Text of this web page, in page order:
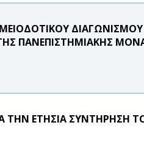
ΠΑΝΕΠΙΣΤΗΜΙΑΚΗΣ
ΕΤΗΣΙΑ ΣΥΝΤΗΡΗΣΗ